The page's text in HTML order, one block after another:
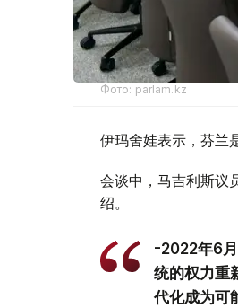
Фото: parlam.kz
伊玛舍娃表示，芬兰
会谈中，马吉利斯议
绍。
-2022年6
统的权力重
代化成为可